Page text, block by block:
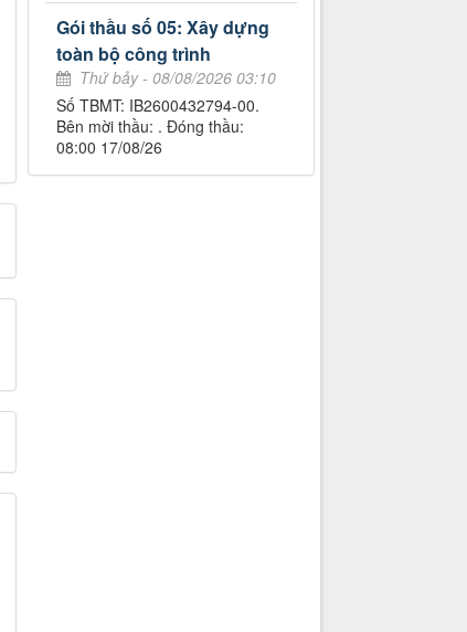
Gói thầu số 05: Xây dựng
toàn bộ công trình
Thứ bảy - 08/08/2026 03:10
Số TBMT: IB2600432794-00.
Bên mời thầu: . Đóng thầu:
08:00 17/08/26